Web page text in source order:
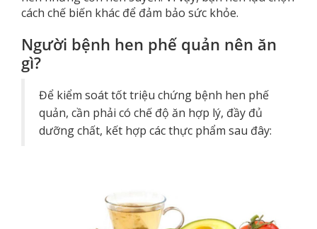
cách chế biến khác để đảm bảo sức khỏe.
Người bệnh hen phế quản nên ăn
gì?
Để kiểm soát tốt triệu chứng bệnh hen phế
quản, cần phải có chế độ ăn hợp lý, đầy đủ
dưỡng chất, kết hợp các thực phẩm sau đây: